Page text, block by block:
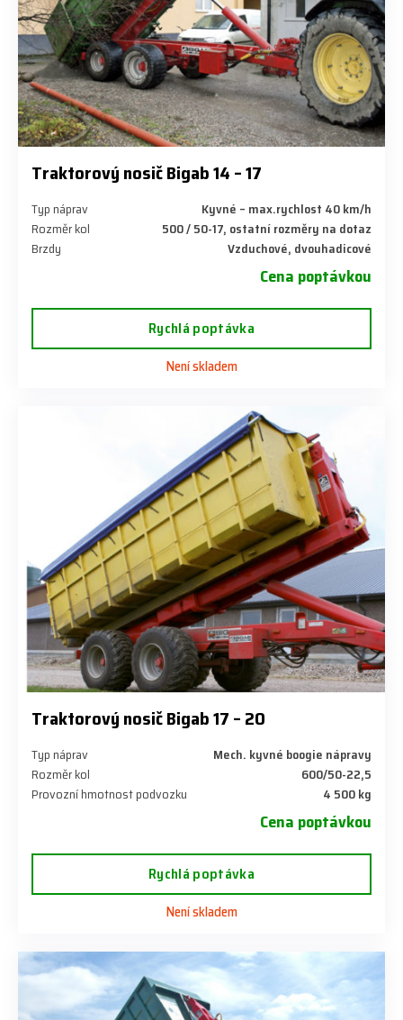
Traktorový nosič Bigab 14 – 17
Typ náprav
Kyvné – max.rychlost 40 km/h
Rozměr kol
500 / 50-17, ostatní rozměry na dotaz
Brzdy
Vzduchové, dvouhadicové
Cena poptávkou
Rychlá poptávka
Není skladem
Traktorový nosič Bigab 17 – 20
Typ náprav
Mech. kyvné boogie nápravy
Rozměr kol
600/50-22,5
Provozní hmotnost podvozku
4 500 kg
Cena poptávkou
Rychlá poptávka
Není skladem